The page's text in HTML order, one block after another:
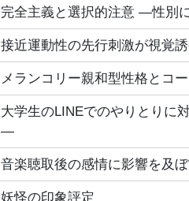
完全主義と選択的注意 ―性別
接近運動性の先行刺激が視覚
メランコリー親和型性格とコ
大学生のLINEでのやりとりに
―
音楽聴取後の感情に影響を及
妖怪の印象評定